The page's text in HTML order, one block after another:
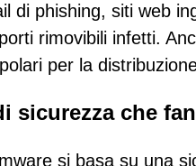
di phishing, siti web
rimovibili infetti.
per la
sicurezza che
si basa su una